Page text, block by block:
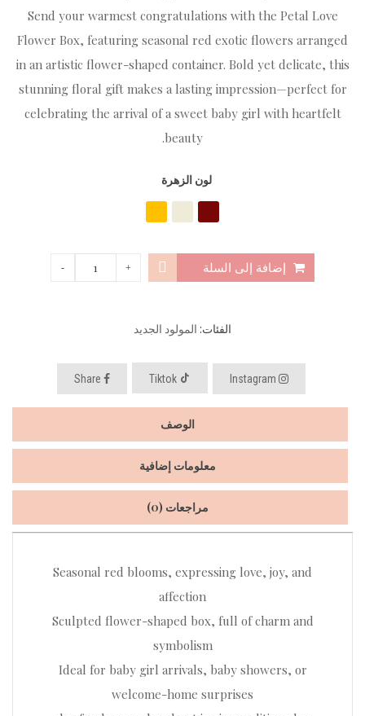
Send your warmest congratulations with the Petal Love
Flower Box, featuring seasonal red exotic flowers arranged
in an artistic flower-shaped container. Bold yet delicate, this
stunning floral gift makes a lasting impression—perfect for
celebrating the arrival of a sweet baby girl with heartfelt
beauty.
لون الزهرة
إضافة إلى السلة
الفئات: المولود الجديد
الوصف
معلومات إضافية
مراجعات (0)
Seasonal red blooms, expressing love, joy, and
affection
Sculpted flower-shaped box, full of charm and
symbolism
Ideal for baby girl arrivals, baby showers, or
welcome-home surprises